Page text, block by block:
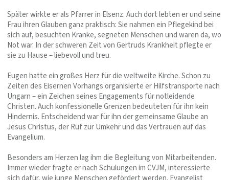
Später wirkte er als Pfarrer in Elsenz. Auch dort lebten er und seine
Frau ihren Glauben ganz praktisch: Sie nahmen ein Pflegekind bei
sich auf, besuchten Kranke, segneten Menschen und waren da, wo
Not war. In der schweren Zeit von Gertruds Krankheit pflegte er
sie zu Hause – liebevoll und treu.
Eugen hatte ein großes Herz für die weltweite Kirche. Schon zu
Zeiten des Eisernen Vorhangs organisierte er Hilfstransporte nach
Ungarn – ein Zeichen seines Engagements für notleidende
Christen. Auch konfessionelle Grenzen bedeuteten für ihn kein
Hindernis. Entscheidend war für ihn der gemeinsame Glaube an
Jesus Christus, der Ruf zur Umkehr und das Vertrauen auf das
Evangelium.
Besonders am Herzen lag ihm die Begleitung von Mitarbeitenden.
Immer wieder fragte er nach Schulungen im CVJM, interessierte